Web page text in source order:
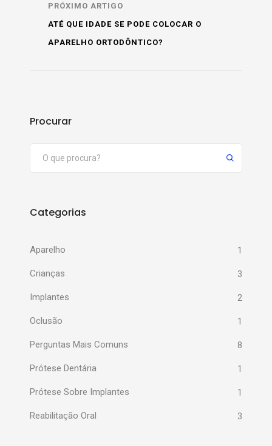
PRÓXIMO ARTIGO
ATÉ QUE IDADE SE PODE COLOCAR O
APARELHO ORTODÔNTICO?
Procurar
Categorias
Aparelho 1
Crianças 3
Implantes 2
Oclusão 1
Perguntas Mais Comuns 8
Prótese Dentária 1
Prótese Sobre Implantes 1
Reabilitação Oral 3